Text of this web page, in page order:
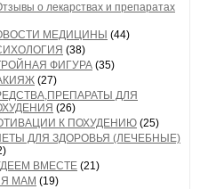
о лекарствах и препаратах
МЕДИЦИНЫ (44)
(38)
ФИГУРА (35)
(27)
ДЛЯ
(26)
К ПОХУДЕНИЮ (25)
ДЛЯ ЗДОРОВЬЯ (ЛЕЧЕБНЫЕ)
ВМЕСТЕ (21)
МАМ (19)